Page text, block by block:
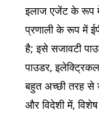
इलाज एजेंट के रूप
प्रणाली के रूप में
है; इसे सजावटी
पाउडर, इलेक्ट्रिकल
बहुत अच्छी तरह से
और विदेशी में,